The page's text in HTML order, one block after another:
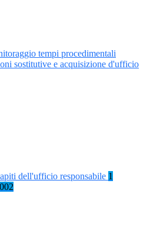
tempi procedimentali
sostitutive e acquisizione d'ufficio
dell'ufficio responsabile 1